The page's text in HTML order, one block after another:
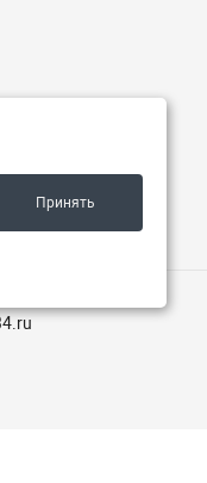
Принять